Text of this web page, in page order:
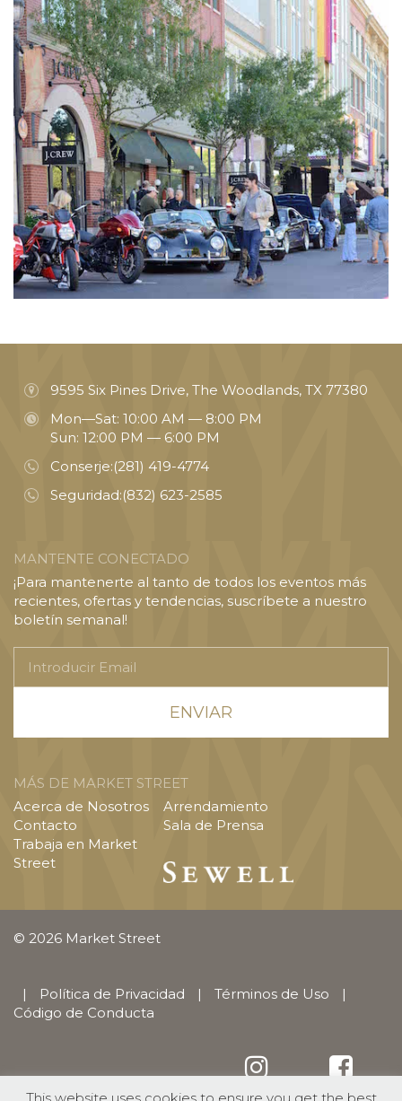
9595 Six Pines Drive, The Woodlands, TX 77380
Mon—Sat: 10:00 AM — 8:00 PM
Sun: 12:00 PM — 6:00 PM
Conserje:(281) 419-4774
Seguridad:(832) 623-2585
MANTENTE CONECTADO
¡Para mantenerte al tanto de todos los eventos más
recientes, ofertas y tendencias, suscríbete a nuestro
boletín semanal!
Email
MÁS DE MARKET STREET
Acerca de Nosotros
Contacto
Trabaja en Market
Street
Arrendamiento
Sala de Prensa
© 2026 Market Street
| Política de Privacidad | Términos de Uso
|
Código de Conducta